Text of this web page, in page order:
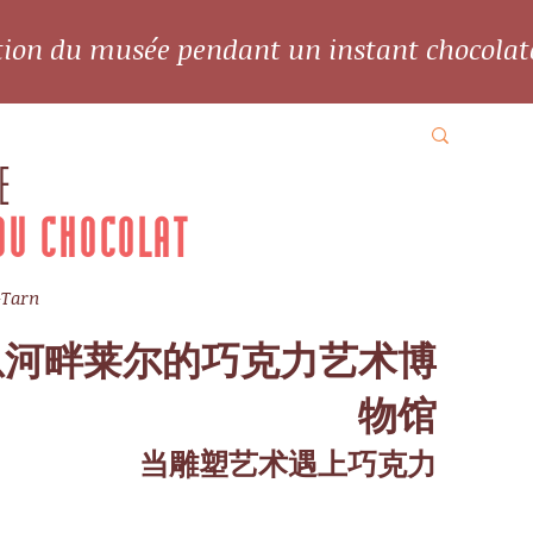
du musée pendant un instant
CHOCOLAT
畔莱尔的巧克力艺术博
物馆
当雕塑艺术遇上巧克力